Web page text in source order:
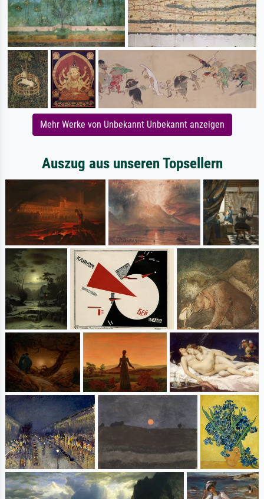
Mehr Werke von Unbekannt Unbekannt anzeigen
Auszug aus unseren Topsellern